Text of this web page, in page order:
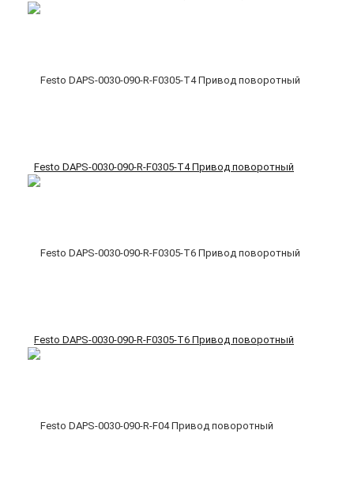
Festo DAPS-0030-090-R-F0305-T4 Привод поворотный
Festo DAPS-0030-090-R-F0305-T6 Привод поворотный